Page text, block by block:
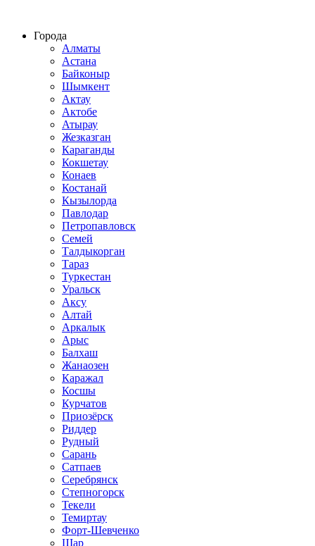
Города
Алматы
Астана
Байконыр
Шымкент
Актау
Актобе
Атырау
Жезказган
Караганды
Кокшетау
Конаев
Костанай
Кызылорда
Павлодар
Петропавловск
Семей
Талдыкорган
Тараз
Туркестан
Уральск
Аксу
Алтай
Аркалык
Арыс
Балхаш
Жанаозен
Каражал
Косшы
Курчатов
Приозёрск
Риддер
Рудный
Сарань
Сатпаев
Серебрянск
Степногорск
Текели
Темиртау
Форт-Шевченко
Шар